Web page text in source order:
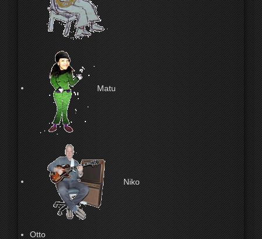
Matu
Niko
Otto